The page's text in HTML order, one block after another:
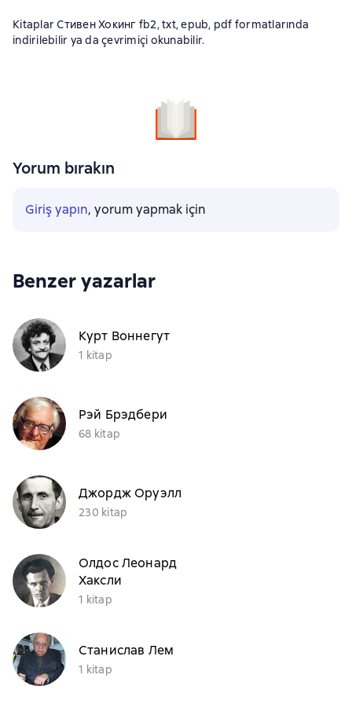
Kitaplar Стивен Хокинг fb2, txt, epub, pdf formatlarında
indirilebilir ya da çevrimiçi okunabilir.
Yorum bırakın
Giriş yapın, yorum yapmak için
Benzer yazarlar
Курт Воннегут
1 kitap
Рэй Брэдбери
68 kitap
Джордж Оруэлл
230 kitap
Олдос Леонард
Хаксли
1 kitap
Станислав Лем
1 kitap